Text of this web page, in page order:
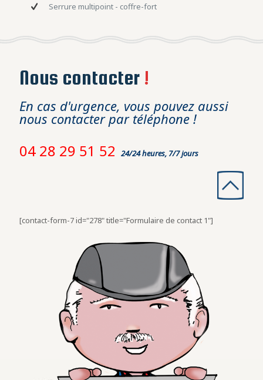
Serrure multipoint - coffre-fort
Nous contacter !
En cas d'urgence, vous pouvez aussi
nous contacter par téléphone !
04 28 29 51 52 24/24 heures, 7/7 jours
[contact-form-7 id="278" title="Formulaire de contact 1"]